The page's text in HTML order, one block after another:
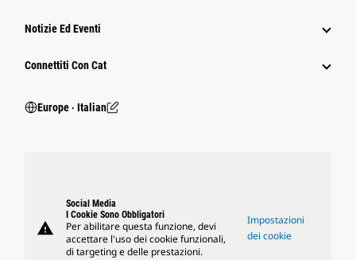
Notizie Ed Eventi
Connettiti Con Cat
Europe ‧ Italian
warning
Social Media
I Cookie Sono Obbligatori
Per abilitare questa funzione, devi
accettare l'uso dei cookie funzionali,
di targeting e delle prestazioni.
Impostazioni
dei cookie